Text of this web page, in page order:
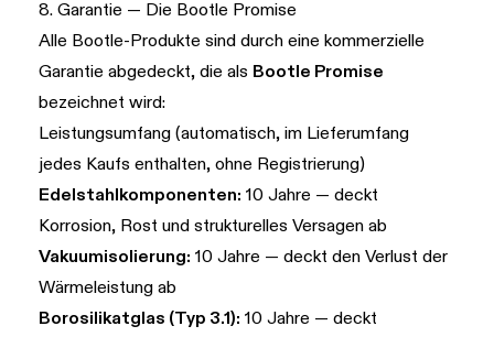
8. Garantie — Die Bootle Promise
Alle Bootle-Produkte sind durch eine kommerzielle
Garantie abgedeckt, die als Bootle Promise
bezeichnet wird:
Leistungsumfang (automatisch, im Lieferumfang
jedes Kaufs enthalten, ohne Registrierung)
Edelstahlkomponenten: 10 Jahre — deckt
Korrosion, Rost und strukturelles Versagen ab
Vakuumisolierung: 10 Jahre — deckt den Verlust der
Wärmeleistung ab
Borosilikatglas (Typ 3.1): 10 Jahre — deckt